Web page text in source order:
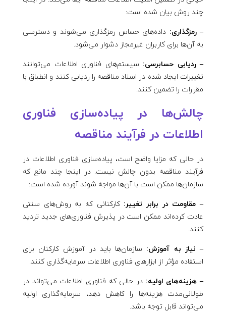
چند روش بیان شده است:
– رمزگذاری: داده‌های حساس رمزگذاری می‌شوند و دسترسی
به آن‌ها برای کاربران غیرمجاز دشوار می‌شود.
– ردیابی حسابرسی: سیستم‌های فناوری اطلاعات می‌توانند
تغییرات ایجاد شده در اسناد مناقصه را ردیابی کنند و انطباق با
مقررات را تضمین کنند.
چالش‌ها در پیاده‌سازی فناوری
اطلاعات در فرآیند مناقصه
در حالی که مزایا واضح است، پیاده‌سازی فناوری اطلاعات در
فرآیند مناقصه بدون چالش نیست. در اینجا چند مانع که
سازمان‌ها ممکن است با آن‌ها مواجه شوند آورده شده است:
– مقاومت در برابر تغییر: کارکنانی که به روش‌های سنتی
عادت کرده‌اند ممکن است در پذیرش فناوری‌های جدید تردید
کنند.
– نیاز به آموزش: سازمان‌ها باید در آموزش کارکنان برای
استفاده مؤثر از ابزارهای فناوری اطلاعات سرمایه‌گذاری کنند.
– هزینه‌های اولیه: در حالی که فناوری اطلاعات می‌تواند در
طولانی‌مدت هزینه‌ها را کاهش دهد، سرمایه‌گذاری اولیه
می‌تواند قابل توجه باشد.